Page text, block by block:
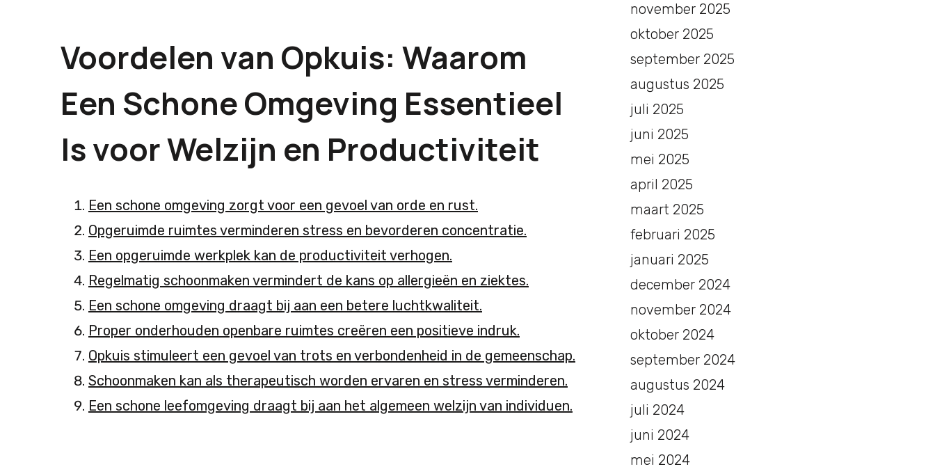
Voordelen van Opkuis: Waarom
Een Schone Omgeving Essentieel
Is voor Welzijn en Productiviteit
Een schone omgeving zorgt voor een gevoel van orde en rust.
Opgeruimde ruimtes verminderen stress en bevorderen concentratie.
Een opgeruimde werkplek kan de productiviteit verhogen.
Regelmatig schoonmaken vermindert de kans op allergieën en ziektes.
Een schone omgeving draagt bij aan een betere luchtkwaliteit.
Proper onderhouden openbare ruimtes creëren een positieve indruk.
Opkuis stimuleert een gevoel van trots en verbondenheid in de gemeenschap.
Schoonmaken kan als therapeutisch worden ervaren en stress verminderen.
Een schone leefomgeving draagt bij aan het algemeen welzijn van individuen.
november 2025
oktober 2025
september 2025
augustus 2025
juli 2025
juni 2025
mei 2025
april 2025
maart 2025
februari 2025
januari 2025
december 2024
november 2024
oktober 2024
september 2024
augustus 2024
juli 2024
juni 2024
mei 2024